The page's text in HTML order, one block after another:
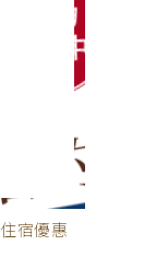
住宿優惠